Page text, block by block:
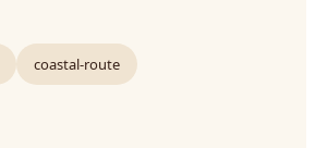
coastal-route